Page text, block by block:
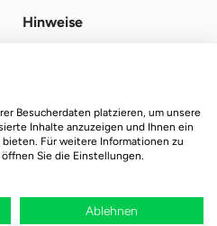
Hinweise
Ver- und Entsorgung
wird regional aufgeforstet
Besucherdaten platzieren, um unsere
Inhalte anzuzeigen und Ihnen ein
Für weitere Informationen zu
Sie die Einstellungen.
Ablehnen